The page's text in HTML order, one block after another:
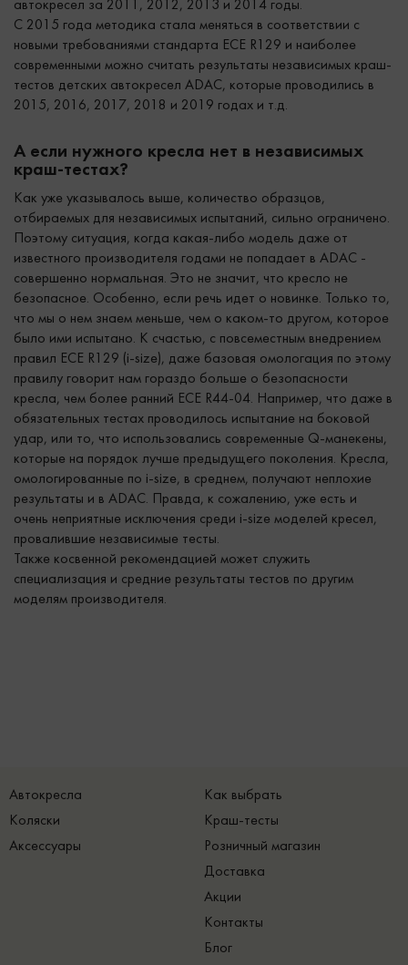
автокресел за 2011, 2012, 2013 и 2014 годы.
С 2015 года методика стала меняться в соответствии с
новыми требованиями стандарта ECE R129 и наиболее
современными можно считать результаты независимых краш-
тестов детских автокресел ADAC, которые проводились в
2015, 2016, 2017, 2018 и 2019 годах и т.д.
А если нужного кресла нет в независимых
краш-тестах?
Как уже указывалось выше, количество образцов,
отбираемых для независимых испытаний, сильно ограничено.
Поэтому ситуация, когда какая-либо модель даже от
известного производителя годами не попадает в ADAC -
совершенно нормальная. Это не значит, что кресло не
безопасное. Особенно, если речь идет о новинке. Только то,
что мы о нем знаем меньше, чем о каком-то другом, которое
было ими испытано. К счастью, с повсеместным внедрением
правил ECE R129 (i-size), даже базовая омологация по этому
правилу говорит нам гораздо больше о безопасности
кресла, чем более ранний ECE R44-04. Например, что даже в
обязательных тестах проводилось испытание на боковой
удар, или то, что использовались современные Q-манекены,
которые на порядок лучше предыдущего поколения. Кресла,
омологированные по i-size, в среднем, получают неплохие
результаты и в ADAC. Правда, к сожалению, уже есть и
очень неприятные исключения среди i-size моделей кресел,
провалившие независимые тесты.
Также косвенной рекомендацией может служить
специализация и средние результаты тестов по другим
моделям производителя.
Автокресла
Коляски
Аксессуары
Как выбрать
Краш-тесты
Розничный магазин
Доставка
Акции
Контакты
Блог